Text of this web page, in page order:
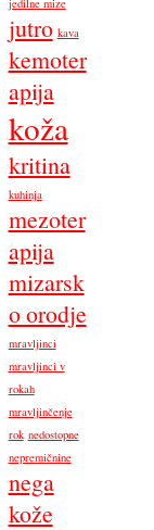
jutro kava
kemoter
apija
koža
kritina
kuhinja
mezoter
apija
mizarsk
o orodje
mravljinci
mravljinci v
rokah
mravljinčenje
rok nedostopne
nepremičnine
nega
kože